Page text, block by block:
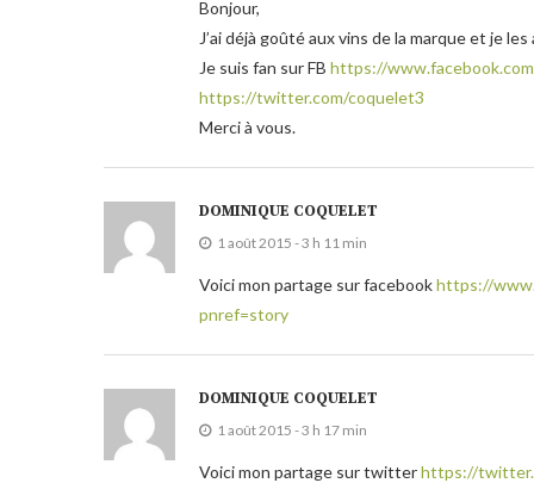
Bonjour,
J’ai déjà goûté aux vins de la marque et je
Je suis fan sur FB https://
https://twitter.com/coquelet3
Merci à vous.
DOMINIQUE COQUELET
1 août 2015 - 3 h 11 min
Voici mon partage sur facebookhttps://
pnref=story
DOMINIQUE COQUELET
1 août 2015 - 3 h 17 min
Voici mon partage sur twitterhttps://